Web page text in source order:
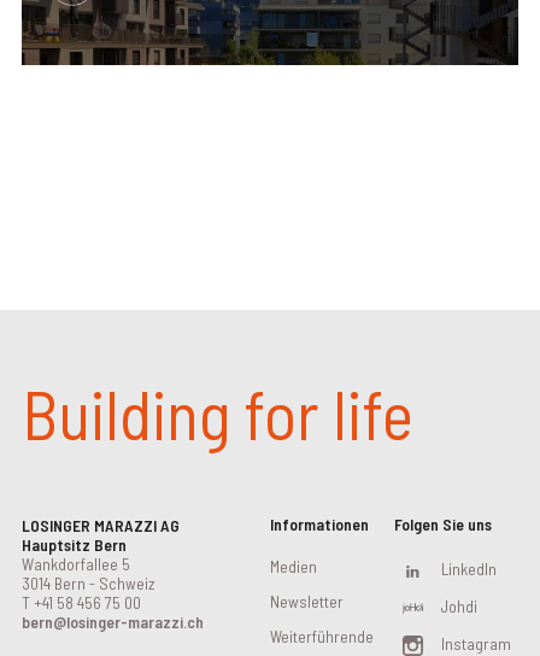
Building for life
LOSINGER MARAZZI AG
Hauptsitz Bern
Wankdorfallee 5
3014 Bern - Schweiz
T +41 58 456 75 00
bern@losinger-marazzi.ch
Informationen
Medien
Newsletter
Weiterführende
Folgen Sie uns
LinkedIn
Johdi
Instagram